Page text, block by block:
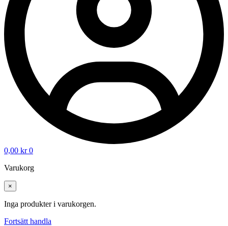
0,00 kr 0
Varukorg
×
Inga produkter i varukorgen.
Fortsätt handla